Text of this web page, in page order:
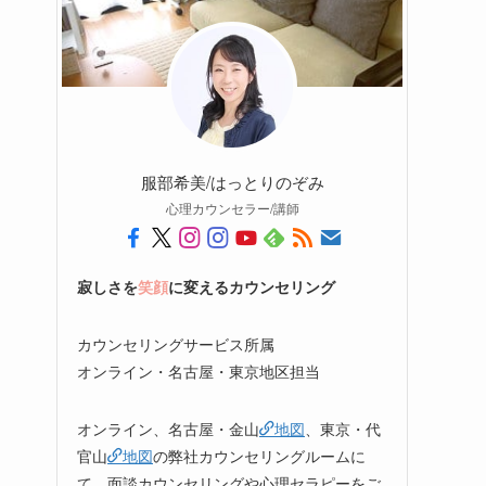
服部希美/はっとりのぞみ
心理カウンセラー/講師
寂しさを笑顔に変えるカウンセリング
カウンセリングサービス所属
オンライン・名古屋・東京地区担当
オンライン、名古屋・金山 地図、東京・代
官山
地図の弊社カウンセリングルームに